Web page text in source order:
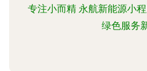
专注小而精 永航新能源小
绿色服务